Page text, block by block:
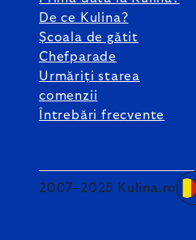
De ce Kulina?
Școala de gătit
Chefparade
Urmăriți starea
comenzii
Întrebări frecvente
2007–2025 Kulina.ro